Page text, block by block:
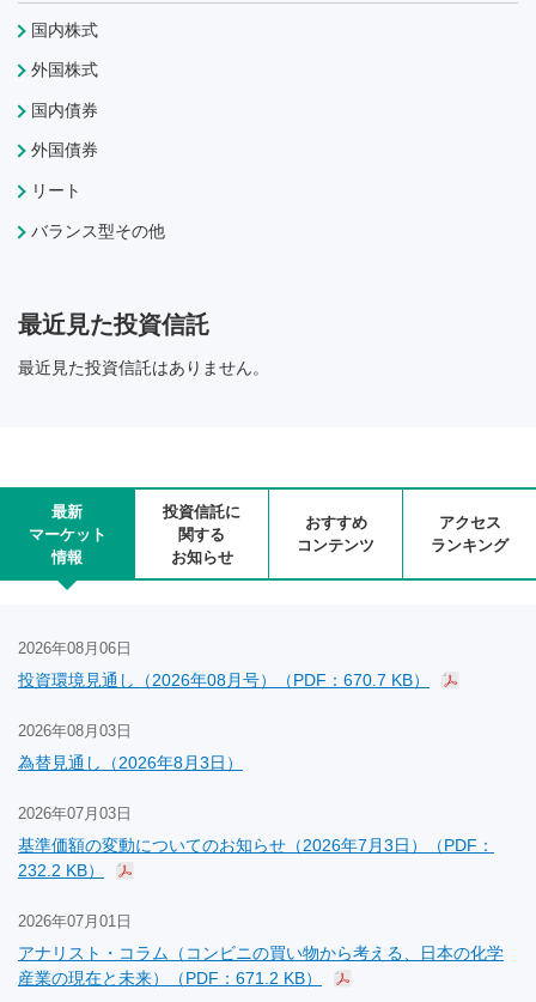
国内株式
外国株式
国内債券
外国債券
リート
バランス型その他
最近見た投資信託
最近見た投資信託はありません。
最新
マーケット
情報
投資信託に
関する
お知らせ
おすすめ
コンテンツ
アクセス
ランキング
2026年08月06日
投資環境見通し（2026年08月号）（PDF：670.7 KB）
2026年08月03日
為替見通し（2026年8月3日）
2026年07月03日
基準価額の変動についてのお知らせ（2026年7月3日）（PDF：
232.2 KB）
2026年07月01日
アナリスト・コラム（コンビニの買い物から考える、日本の化学
産業の現在と未来）（PDF：671.2 KB）